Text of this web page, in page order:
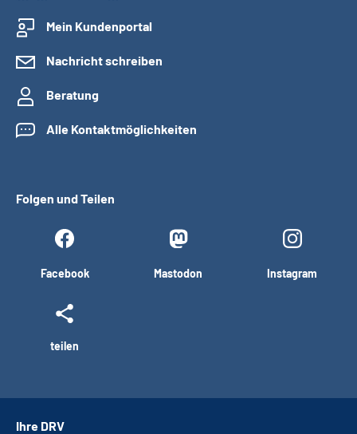
Mein Kundenportal
Nachricht schreiben
Beratung
Alle Kontaktmöglichkeiten
Folgen und Teilen
Facebook Mastodon Instagram
teilen
Ihre DRV